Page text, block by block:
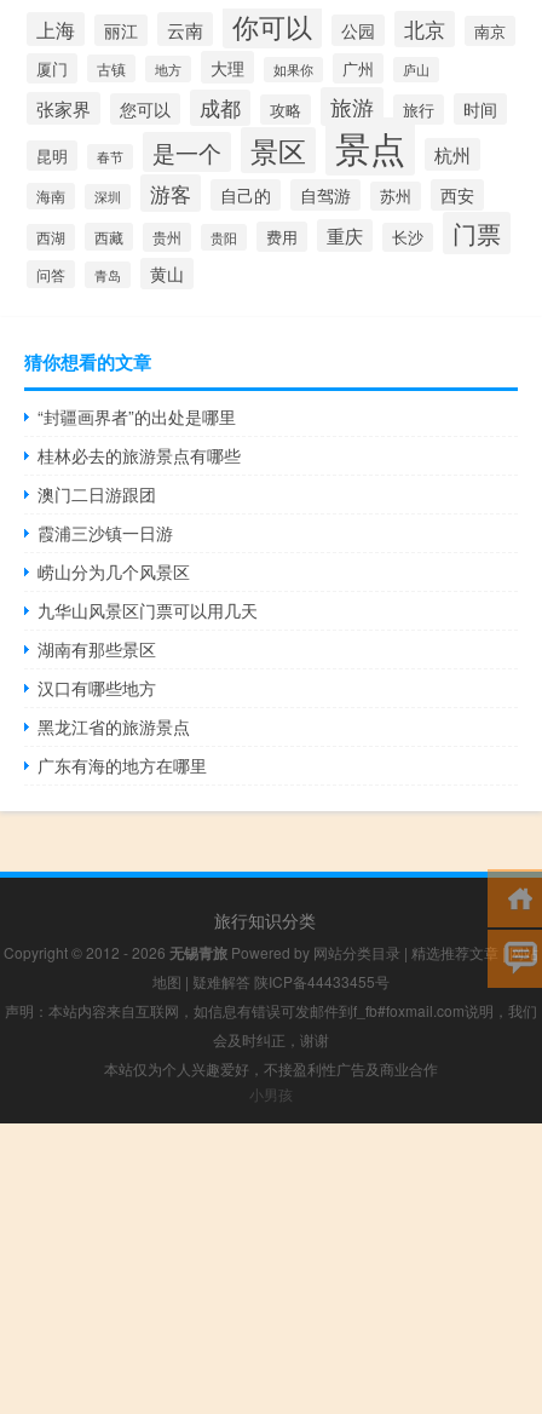
上海 丽江 云南 你可以 公园 北京
南京
厦门
古镇 地方 大理 如果你 广州 庐山
张家界 您可以 成都 攻略 旅游 旅行 时间
昆明 春节 是一个 景区 景点 杭州
海南 深圳 游客 自己的 自驾游 苏州 西安
西湖 西藏 贵州 贵阳 费用 重庆 长沙 门票
问答 青岛 黄山
猜你想看的文章
“封疆画界者”的出处是哪里
桂林必去的旅游景点有哪些
澳门二日游跟团
霞浦三沙镇一日游
崂山分为几个风景区
九华山风景区门票可以用几天
湖南有那些景区
汉口有哪些地方
黑龙江省的旅游景点
广东有海的地方在哪里
旅行知识分类
Copyright © 2012 - 2026 无锡青旅 Powered by 网站分类目录 | 精选推荐文章 |网站
地图 | 疑难解答 陕ICP备44433455号
声明：本站内容来自互联网，如信息有错误可发邮件到f_fb#foxmail.com说明，我们
会及时纠正，谢谢
本站仅为个人兴趣爱好，不接盈利性广告及商业合作
小男孩